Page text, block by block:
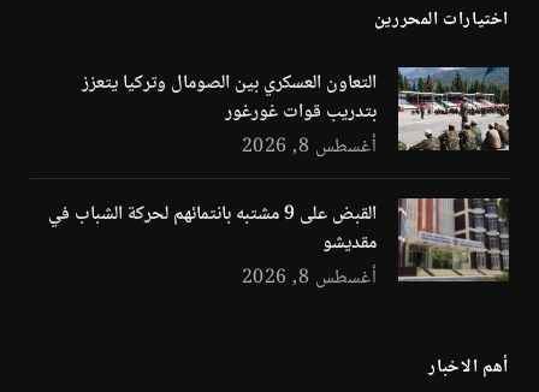
اختيارات المحررين
التعاون العسكري بين الصومال وتركيا يتعزز
بتدريب قوات غورغور
أغسطس 8, 2026
القبض على 9 مشتبه بانتمائهم لحركة الشباب في
مقديشو
أغسطس 8, 2026
أهم الاخبار